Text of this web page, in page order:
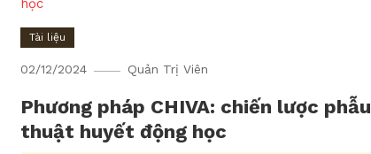
Tài liệu
02/12/2024 Quản Trị Viên
Phương pháp CHIVA: chiến lược phẫu
thuật huyết động học